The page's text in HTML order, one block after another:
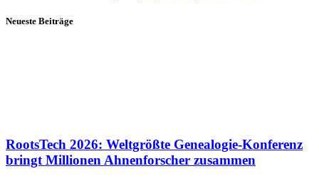
Neueste Beiträge
RootsTech 2026: Weltgrößte Genealogie-Konferenz
bringt Millionen Ahnenforscher zusammen